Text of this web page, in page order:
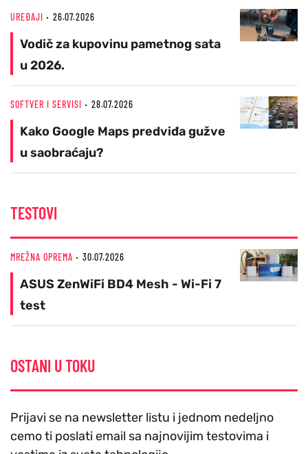
UREĐAJI 26.07.2026
Vodič za kupovinu pametnog sata
u 2026.
SOFTVER I SERVISI 28.07.2026
Kako Google Maps predviđa gužve
u saobraćaju?
TESTOVI
MREŽNA OPREMA 30.07.2026
ASUS ZenWiFi BD4 Mesh - Wi-Fi 7
test
OSTANI U TOKU
Prijavi se na newsletter listu i jednom nedeljno
cemo ti poslati email sa najnovijim testovima i